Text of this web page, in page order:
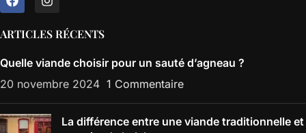
ARTICLES RÉCENTS
Quelle viande choisir pour un sauté d’agneau ?
20 novembre 2024 1 Commentaire
La différence entre une viande traditionnelle et